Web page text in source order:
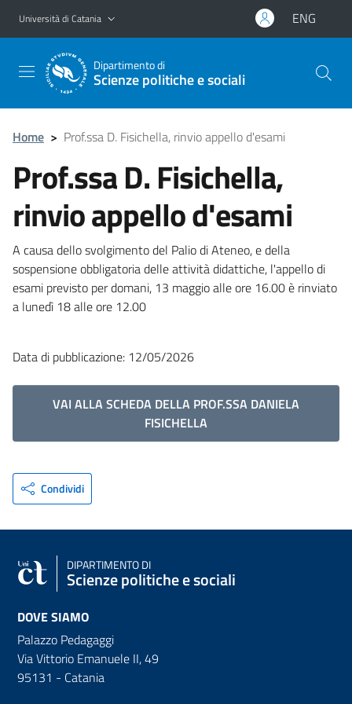
Vai al contenuto principale
Vai al menu di navigazione
Università di Catania ENG
Dipartimento di
Scienze politiche e sociali
Home > Prof.ssa D. Fisichella, rinvio appello d'esami
Prof.ssa D. Fisichella,
rinvio appello d'esami
A causa dello svolgimento del Palio di Ateneo, e della
sospensione obbligatoria delle attività didattiche, l'appello di
esami previsto per domani, 13 maggio alle ore 16.00 è rinviato
a lunedì 18 alle ore 12.00
Data di pubblicazione: 12/05/2026
VAI ALLA SCHEDA DELLA PROF.SSA DANIELA
FISICHELLA
Condividi
DIPARTIMENTO DI
Scienze politiche e sociali
DOVE SIAMO
Palazzo Pedagaggi
Via Vittorio Emanuele II, 49
95131 - Catania